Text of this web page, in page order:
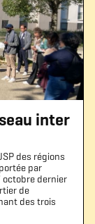
inter
des régions
par
octobre dernier
de
des trois